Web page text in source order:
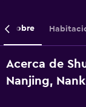
Sobre
Acerca de
Nanjing,